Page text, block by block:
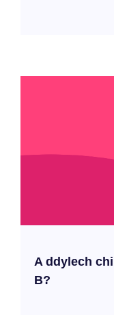
A ddylech
B?